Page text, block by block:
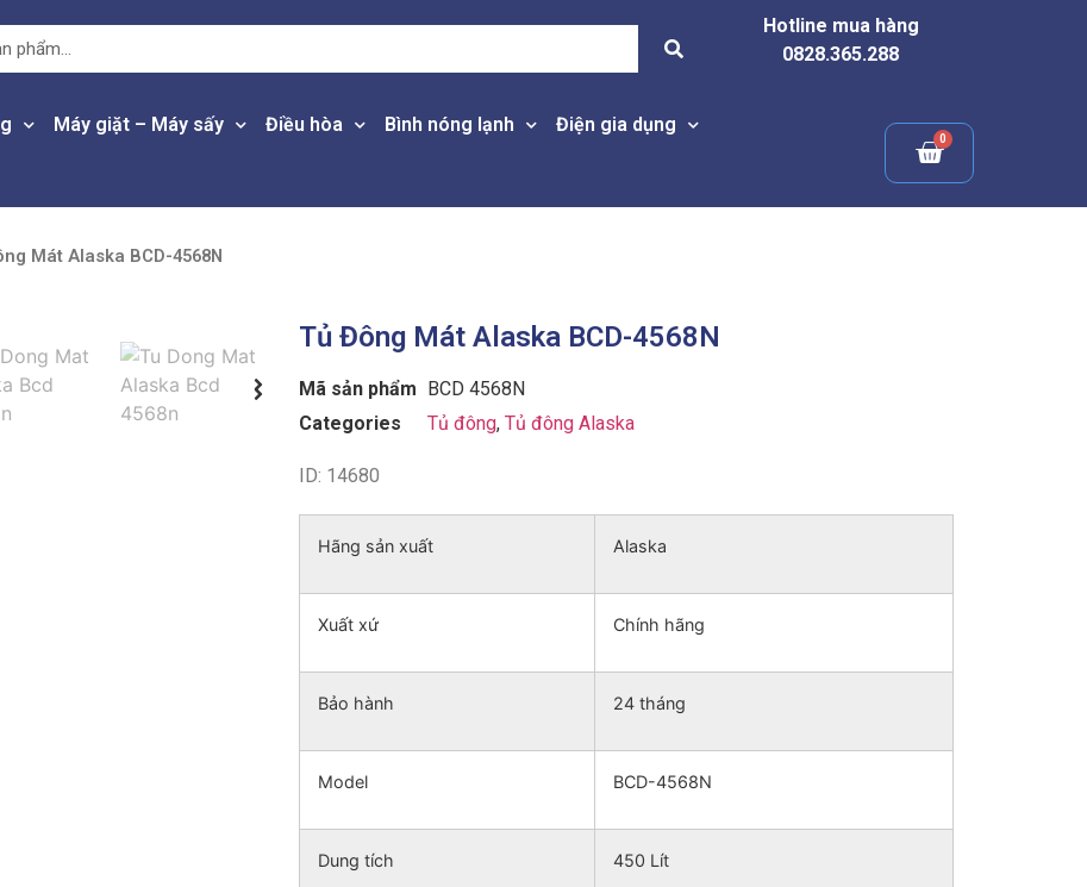
Hotline mua hàng
0828.365.288
Máy giặt – Máy sấy Điều hòa Bình nóng lạnh Điện gia dụng
Mát Alaska BCD-4568N
Tủ Đông Mát Alaska BCD-4568N
Mã sản phẩm BCD 4568N
Categories
Tủ đông, Tủ đông Alaska
ID: 14680
Hãng sản xuất Alaska
Xuất xứ Chính hãng
Bảo hành 24 tháng
Model BCD-4568N
Dung tích 450 Lít